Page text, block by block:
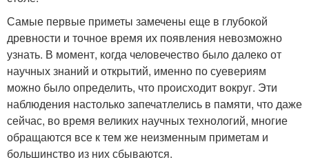
Самые первые приметы замечены еще в глубокой
древности и точное время их появления невозможно
узнать. В момент, когда человечество было далеко от
научных знаний и открытий, именно по суевериям
можно было определить, что происходит вокруг. Эти
наблюдения настолько запечатлелись в памяти, что даже
сейчас, во время великих научных технологий, многие
обращаются все к тем же неизменным приметам и
большинство из них сбываются.